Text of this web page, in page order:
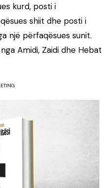
kurd, posti i
shiit dhe posti i
një përfaqësues sunit.
Amidi, Zaidi dhe Hebat